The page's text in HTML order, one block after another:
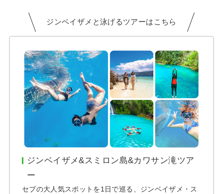
ジンベイザメと泳げるツアーはこちら
ジンベイザメ&スミロン島&カワサン滝ツア
ー
セブの大人気スポットを1日で巡る、ジンベイザメ・ス